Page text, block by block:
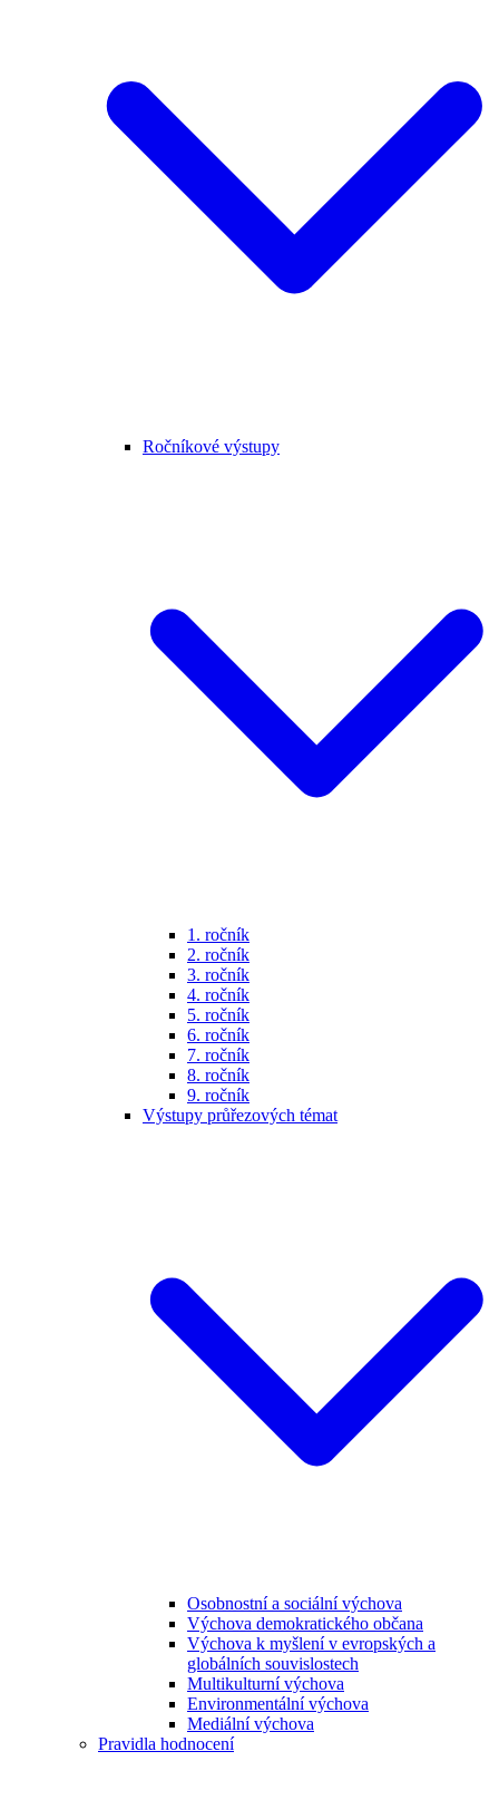
Ročníkové výstupy
1. ročník
2. ročník
3. ročník
4. ročník
5. ročník
6. ročník
7. ročník
8. ročník
9. ročník
Výstupy průřezových témat
Osobnostní a sociální výchova
Výchova demokratického občana
Výchova k myšlení v evropských a
globálních souvislostech
Multikulturní výchova
Environmentální výchova
Mediální výchova
Pravidla hodnocení